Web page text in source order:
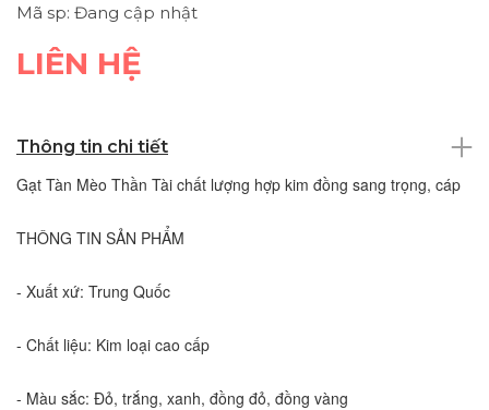
Mã sp: Đang cập nhật
LIÊN HỆ
Thông tin chi tiết
Gạt Tàn Mèo Thần Tài chất lượng hợp kim đồng sang trọng, cáp
THÔNG TIN SẢN PHẨM
- Xuất xứ: Trung Quốc
- Chất liệu: Kim loại cao cấp
- Màu sắc: Đỏ, trắng, xanh, đồng đỏ, đồng vàng